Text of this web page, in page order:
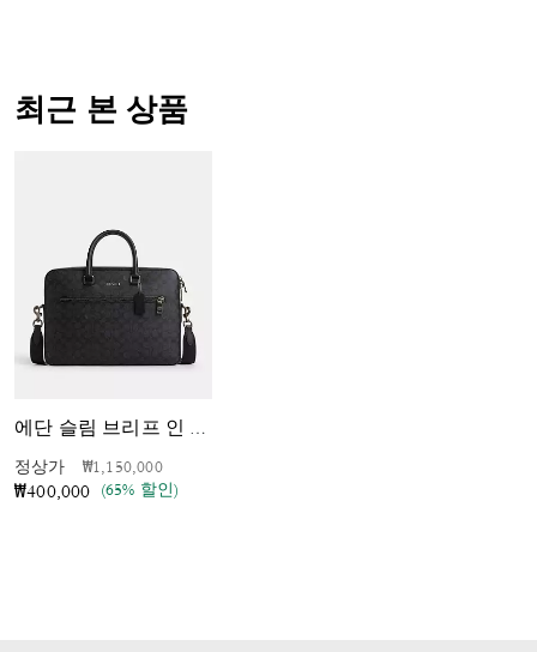
최근 본 상품
에단 슬림 브리프 인 시그니처 캔버스
정상가 가격 인하 전
₩1,150,000인하됨
₩400,000 (65% 할인)